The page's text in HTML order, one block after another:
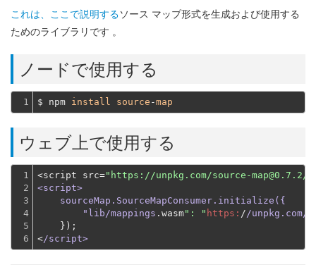
これは、ここで説明するソース マップ形式を生成および使用する
ためのライブラリです 。
ノードで使用する
1 $ npm install source -map
ウェブ上で使用する
1
2
3
4
5
6
<script src="https://unpkg.com/source-
<script>
    sourceMap.SourceMapConsumer.initialize({
        "lib/mappings
.wasm": " https: / /unpkg.com/
    });
</script>